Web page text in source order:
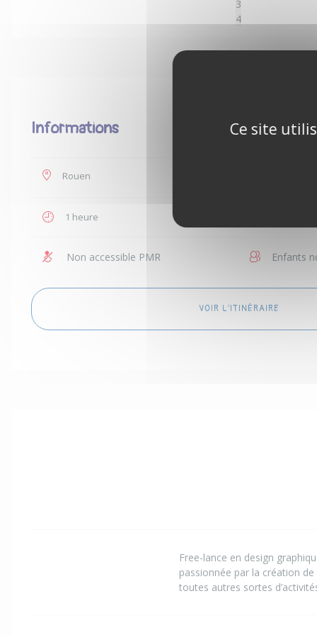
3
4
Informations
Rouen
1 heure
Non accessible PMR Enfants
VOIR L'ITINÉRAIRE
Free-lance en design
passionnée par la création
toutes autres sortes
Ce site